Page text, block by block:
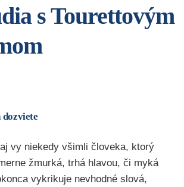
s Tourettovým
dozviete
vy niekedy všimli človeka, ktorý
žmurká, trhá hlavou, či myká
vykrikuje nevhodné slová,